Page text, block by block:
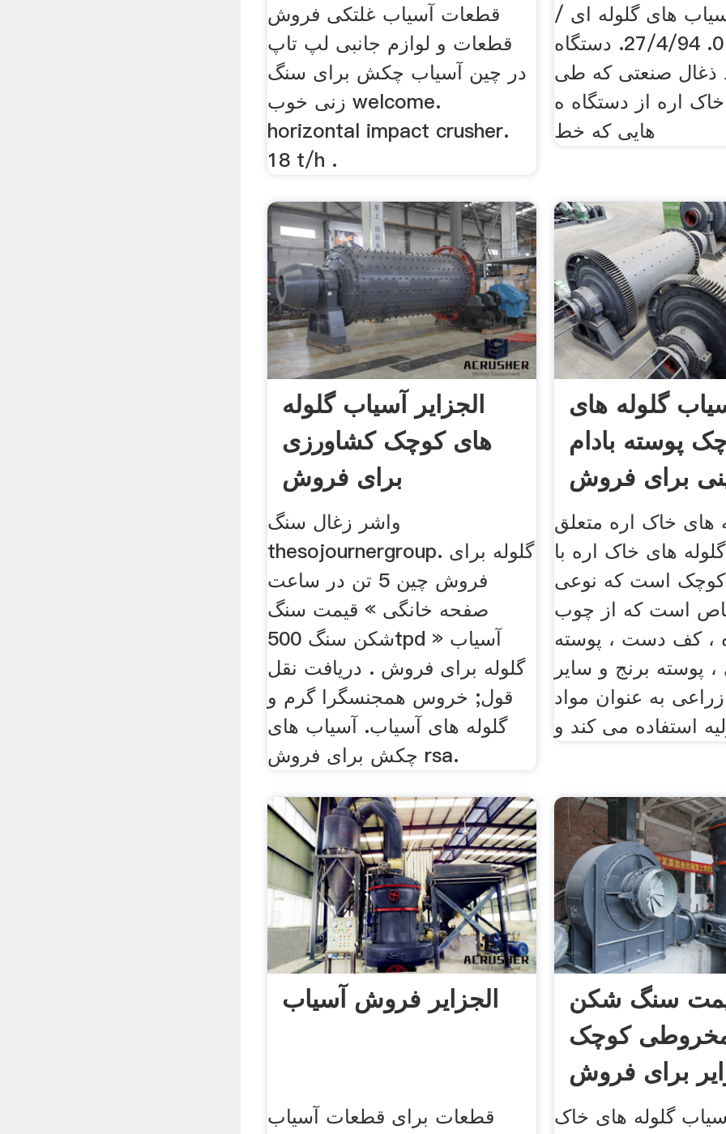
قطعات آسیاب غلتکی فروش
قطعات و لوازم جانبی لپ تاپ
در چین آسیاب چکش برای سنگ
زنی خوب welcome.
horizontal impact crusher.
18 t/h .
های گلوله ای /
میله. قيمت 0. 27/4/94. دستگاه
ذغال صنعتی که طی
اره از دستگاه ه
هایی که خط
الجزایر آسیاب گلوله
های کوچک کشاورزی
برای فروش
واشر زغال سنگ
thesojournergroup. گلوله برای
فروش چین 5 تن در ساعت
صفحه خانگی » قیمت سنگ
شکن سنگ 500tpd » آسیاب
گلوله برای فروش . دریافت نقل
قول; خروس همجنسگرا گرم و
گلوله های آسیاب. آسیاب های
چکش برای فروش rsa.
گلوله های
پوسته بادام
برای فروش
های خاک اره متعلق
های خاک اره با
است که نوعی
است که از چوب
، کف دست ، پوسته
، پوسته برنج و سایر
به عنوان مواد
استفاده می کند و
الجزایر فروش آسیاب
قطعات برای قطعات آسیاب
سنگ شکن
کوچک
برای فروش
گلوله های خاک